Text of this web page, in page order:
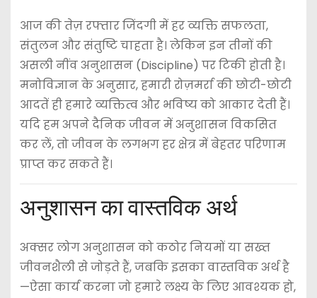
आज की तेज़ रफ्तार जिंदगी में हर व्यक्ति सफलता,
संतुलन और संतुष्टि चाहता है। लेकिन इन तीनों की
असली नींव अनुशासन (Discipline) पर टिकी होती है।
मनोविज्ञान के अनुसार, हमारी रोज़मर्रा की छोटी-छोटी
आदतें ही हमारे व्यक्तित्व और भविष्य को आकार देती हैं।
यदि हम अपने दैनिक जीवन में अनुशासन विकसित
कर लें, तो जीवन के लगभग हर क्षेत्र में बेहतर परिणाम
प्राप्त कर सकते हैं।
अनुशासन का वास्तविक अर्थ
अक्सर लोग अनुशासन को कठोर नियमों या सख्त
जीवनशैली से जोड़ते हैं, जबकि इसका वास्तविक अर्थ है
—ऐसा कार्य करना जो हमारे लक्ष्य के लिए आवश्यक हो,